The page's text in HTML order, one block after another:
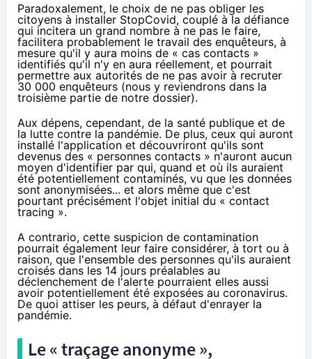
Paradoxalement, le choix de ne pas obliger les
citoyens à installer StopCovid, couplé à la défiance
qui incitera un grand nombre à ne pas le faire,
facilitera probablement le travail des enquêteurs, à
mesure qu'il y aura moins de « cas contacts »
identifiés qu'il n'y en aura réellement, et pourrait
permettre aux autorités de ne pas avoir à recruter
30 000 enquêteurs (nous y reviendrons dans la
troisième partie de notre dossier).
Aux dépens, cependant, de la santé publique et de
la lutte contre la pandémie. De plus, ceux qui auront
installé l'application et découvriront qu'ils sont
devenus des « personnes contacts » n'auront aucun
moyen d'identifier par qui, quand et où ils auraient
été potentiellement contaminés, vu que les données
sont anonymisées... et alors même que c'est
pourtant précisément l'objet initial du « contact
tracing ».
A contrario, cette suspicion de contamination
pourrait également leur faire considérer, à tort ou à
raison, que l'ensemble des personnes qu'ils auraient
croisés dans les 14 jours préalables au
déclenchement de l'alerte pourraient elles aussi
avoir potentiellement été exposées au coronavirus.
De quoi attiser les peurs, à défaut d'enrayer la
pandémie.
Le « traçage anonyme »,